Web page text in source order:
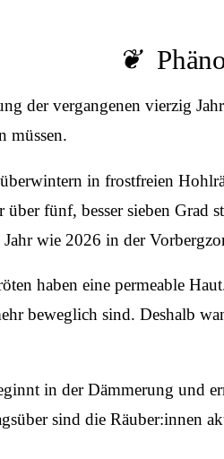
der vergangenen vierzig
müssen.
in frostfreien
über fünf, besser sieben
wie 2026 in der
haben eine permeable
beweglich sind. Deshalb
in der Dämmerung und
sind die